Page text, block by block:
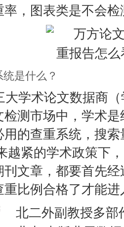
率，图表类是不会检
是什么？
大学术论文数据商
检测市场中，学术
用的查重系统，搜
越紧的学术政策下
刊文章，都要首先
重比例合格了才能